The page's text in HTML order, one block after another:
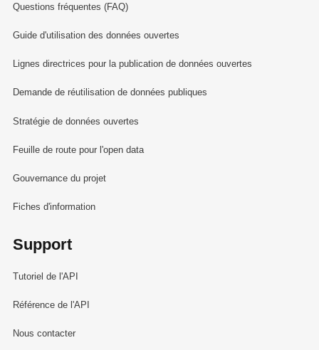
Questions fréquentes (FAQ)
Guide d'utilisation des données ouvertes
Lignes directrices pour la publication de données ouvertes
Demande de réutilisation de données publiques
Stratégie de données ouvertes
Feuille de route pour l'open data
Gouvernance du projet
Fiches d'information
Support
Tutoriel de l'API
Référence de l'API
Nous contacter